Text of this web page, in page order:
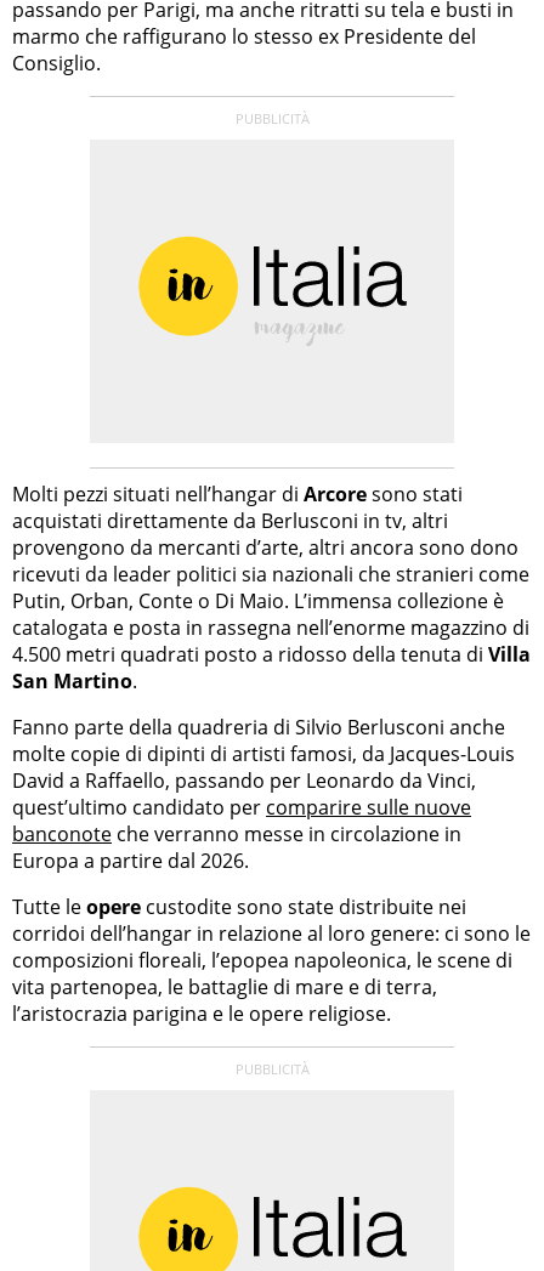
passando per Parigi, ma anche ritratti su tela e busti in
marmo che raffigurano lo stesso ex Presidente del
Consiglio.
Molti pezzi situati nell’hangar di Arcoresono stati
acquistati direttamente da Berlusconi in tv, altri
provengono da mercanti d’arte, altri ancora sono dono
ricevuti da leader politici sia nazionali che stranieri come
Putin, Orban, Conte o Di Maio. L’immensa collezione è
catalogata e posta in rassegna nell’enorme magazzino di
4.500 metri quadrati posto a ridosso della tenuta di Villa
San Martino.
Fanno parte della quadreria di Silvio Berlusconi anche
molte copie di dipinti di artisti famosi, da Jacques-Louis
David a Raffaello, passando per Leonardo da Vinci,
quest’ultimo candidato per comparire sulle nuove
banconote che verranno messe in circolazione in
Europa a partire dal 2026.
Tutte leopere custodite sono state distribuite nei
corridoi dell’hangar in relazione al loro genere: ci sono le
composizioni floreali, l’epopea napoleonica, le scene di
vita partenopea, le battaglie di mare e di terra,
l’aristocrazia parigina e le opere religiose.